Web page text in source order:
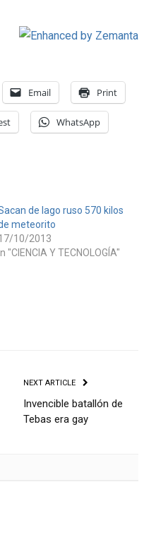
Email Print
WhatsApp
de lago ruso 570 kilos
meteorito
10/2013
"CIENCIA Y TECNOLOGÍA"
NEXT ARTICLE
Invencible batallón de
Tebas era gay